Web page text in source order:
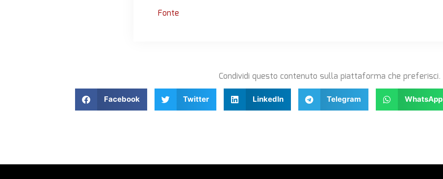
Fonte
Condividi questo contenuto sulla piattaforma che preferisci.
Facebook Twitter LinkedIn Telegram WhatsApp